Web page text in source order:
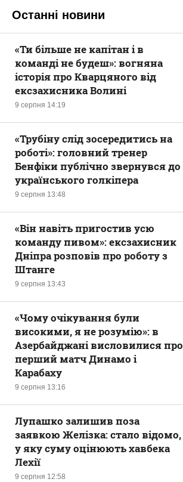
Останні новини
9 серпня 14:19
«Ти більше не капітан і в
команді не будеш»: вогняна
історія про Кварцяного від
ексзахисника Волині
9 серпня 13:48
«Трубіну слід зосередитись на
роботі»: головний тренер
Бенфіки публічно звернувся до
українського голкіпера
9 серпня 13:43
«Він навіть пригостив усю
команду пивом»: ексзахисник
Дніпра розповів про роботу з
Штанге
9 серпня 13:16
«Чому очікування були
високими, я не розумію»: в
Азербайджані висловилися про
перший матч Динамо і
Карабаху
9 серпня 12:58
Лупашко залишив поза
заявкою Желізка: стало відомо,
у яку суму оцінюють хавбека
Лехії